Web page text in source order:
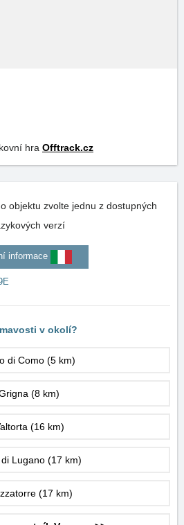
hra Offtrack.cz
objektu zvolte jednu z dostupných
verzí
informace
v okolí?
di Como (5 km)
(8 km)
(16 km)
Lugano (17 km)
(17 km)